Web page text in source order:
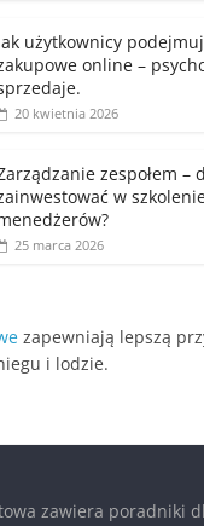
użytkownicy
online –
20 kwietnia 2026
zespołem –
w
25 marca 2026
zapewniają lepszą
i lodzie.
zawiera poradniki